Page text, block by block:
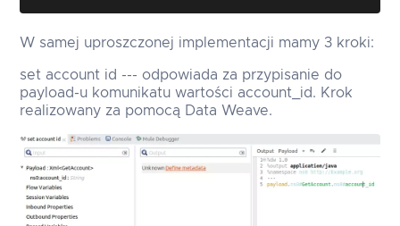
W samej uproszczonej implementacji mamy 3 kroki:
set account id --- odpowiada za przypisanie do
payload-u komunikatu wartości account_id. Krok
realizowany za pomocą Data Weave.